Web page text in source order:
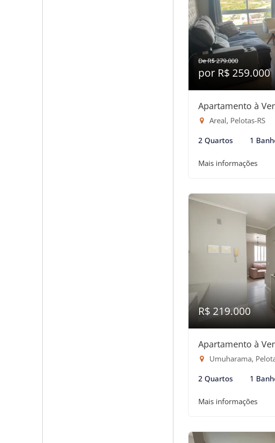
De R$ 279.000
por R$ 259.000
Apartamento à
Areal, Pelotas-RS
2 Quartos 1
Mais informações
R$ 219.000
Apartamento à
Umuharama,
2 Quartos 1
Mais informações